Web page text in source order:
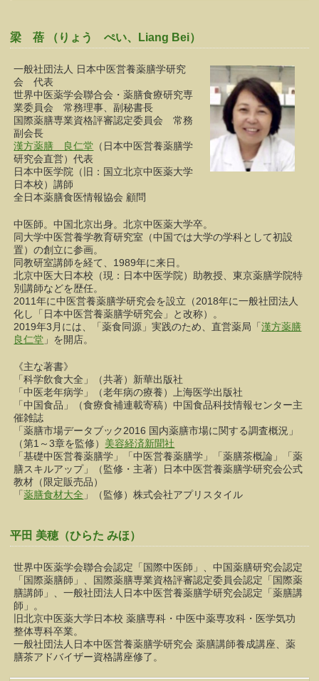
梁 蓓 （りょう ぺい、Liang Bei）
一般社団法人 日本中医営養薬膳学研究
会 代表
世界中医薬学会聯合会・薬膳食療研究専
業委員会 常務理事、副秘書長
国際薬膳専業資格評審認定委員会 常務
副会長
漢方薬膳 良仁堂 （日本中医営養薬膳学
研究会直営）代表
日本中医学院（旧：国立北京中医薬大学
日本校）講師
全日本薬膳食医情報協会 顧問
中医師。中国北京出身。北京中医薬大学卒。
同大学中医営養学教育研究室（中国では大学の学科として初設
置）の創立に参画。
同教研室講師を経て、1989年に来日。
北京中医大日本校（現：日本中医学院）助教授、東京薬膳学院特
別講師などを歴任。
2011年に中医営養薬膳学研究会を設立（2018年に一般社団法人
化し「日本中医営養薬膳学研究会」と改称）。
2019年3月には、「薬食同源」実践のため、直営薬局「漢方薬膳
良仁堂 」を開店。
《主な著書》
「科学飲食大全」（共著）新華出版社
「中医老年病学」（老年病の療養）上海医学出版社
「中国食品」（食療食補連載寄稿）中国食品科技情報センター主
催雑誌
「薬膳市場データブック2016 国内薬膳市場に関する調査概況」
（第1～3章を監修） 美容経済新聞社
「基礎中医営養薬膳学」「中医営養薬膳学」「薬膳茶概論」「薬
膳スキルアップ」（監修・主著）日本中医営養薬膳学研究会公式
教材（限定販売品）
「薬膳食材大全 」（監修）株式会社アプリスタイル
平田 美穂（ひらた みほ）
世界中医薬学会聯合会認定「国際中医師」、中国薬膳研究会認定
「国際薬膳師」、国際薬膳専業資格評審認定委員会認定「国際薬
膳講師」、一般社団法人日本中医営養薬膳学研究会認定「薬膳講
師」。
旧北京中医薬大学日本校 薬膳専科・中医中薬専攻科・医学気功
整体専科卒業。
一般社団法人日本中医営養薬膳学研究会 薬膳講師養成講座、薬
膳茶アドバイザー資格講座修了。